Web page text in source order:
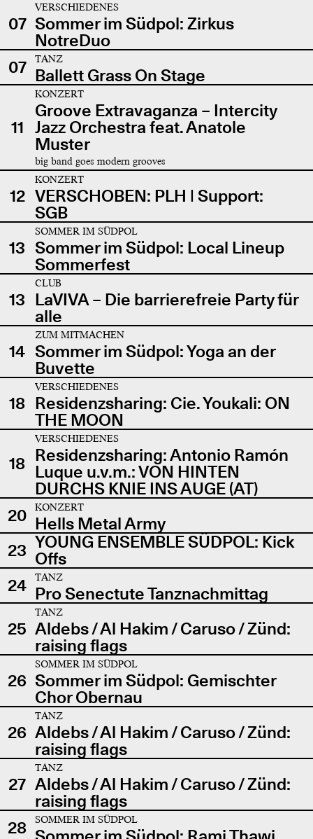
07
VERSCHIEDENES
Sommer im Südpol: Zirkus
NotreDuo
07
TANZ
Ballett Grass On Stage
11
KONZERT
Groove Extravaganza – Intercity
Jazz Orchestra feat. Anatole
Muster
big band goes modern grooves
12
KONZERT
VERSCHOBEN: PLH | Support:
SGB
13
SOMMER IM SÜDPOL
Sommer im Südpol: Local Lineup
Sommerfest
13
CLUB
LaVIVA – Die barrierefreie Party für
alle
14
ZUM MITMACHEN
Sommer im Südpol: Yoga an der
Buvette
18
VERSCHIEDENES
Residenzsharing: Cie. Youkali: ON
THE MOON
18
VERSCHIEDENES
Residenzsharing: Antonio Ramón
Luque u.v.m.: VON HINTEN
DURCHS KNIE INS AUGE (AT)
20
KONZERT
Hells Metal Army
23 YOUNG ENSEMBLE SÜDPOL: Kick
Offs
24
TANZ
Pro Senectute Tanznachmittag
25
TANZ
Aldebs / Al Hakim / Caruso / Zünd:
raising flags
26
SOMMER IM SÜDPOL
Sommer im Südpol: Gemischter
Chor Obernau
26
TANZ
Aldebs / Al Hakim / Caruso / Zünd:
raising flags
27
TANZ
Aldebs / Al Hakim / Caruso / Zünd:
raising flags
28
SOMMER IM SÜDPOL